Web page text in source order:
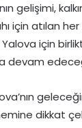
gelişimi,
için atılan her
Yalova için
devam
dikkat